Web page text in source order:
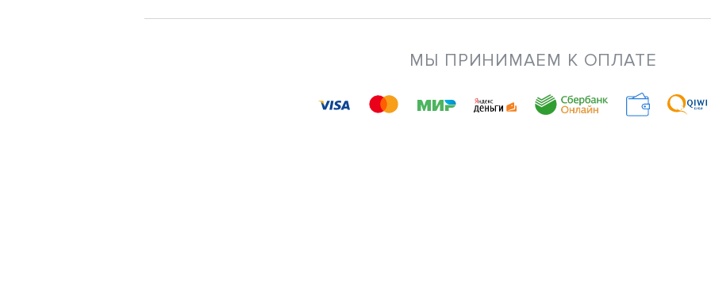
МЫ ПРИНИМАЕМ К ОПЛАТЕ